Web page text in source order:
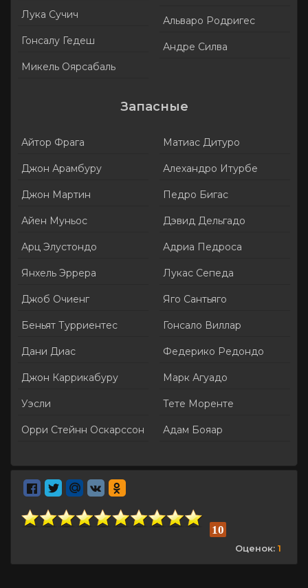
Лука Сучич
Гонсалу Гедеш
Микель Оярсабаль
Альваро Родригес
Андре Силва
Запасные
Айтор Фрага
Джон Арамбуру
Джон Мартин
Айен Муньос
Арц Элустондо
Янхель Эррера
Джоб Очиенг
Беньят Турриентес
Дани Диас
Джон Каррикабуру
Уэсли
Орри Стейнн Оскарссон
Матиас Дитуро
Алехандро Итурбе
Педро Бигас
Дэвид Дельгадо
Адриа Педроса
Лукас Сепеда
Яго Сантьяго
Гонсало Виллар
Федерико Редондо
Марк Агуадо
Тете Моренте
Адам Бояар
10
Оценок: 1